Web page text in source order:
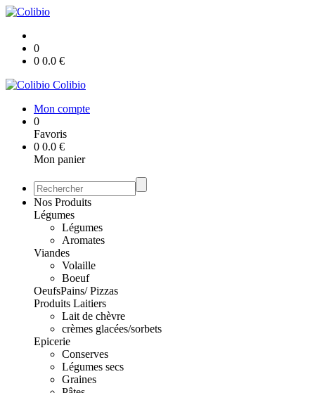
0
0 0.0 €
Colibio
Mon compte
0
Favoris
0 0.0 €
Mon panier
Nos Produits
Légumes
Légumes
Aromates
Viandes
Volaille
Boeuf
OeufsPains/ Pizzas
Produits Laitiers
Lait de chèvre
crèmes glacées/sorbets
Epicerie
Conserves
Légumes secs
Graines